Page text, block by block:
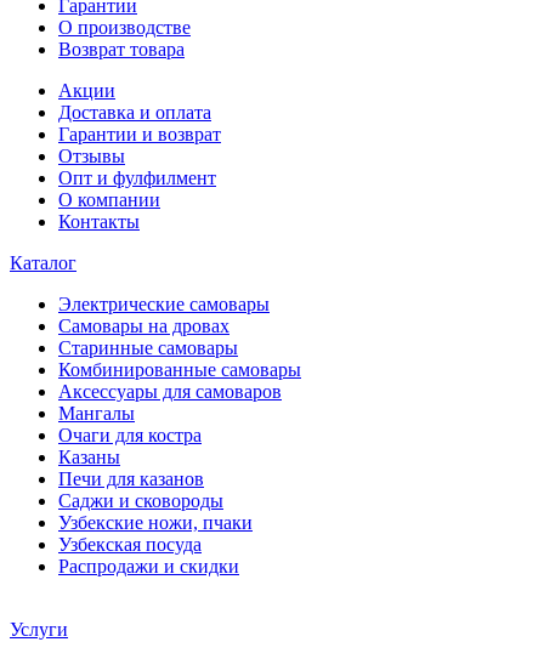
Гарантии
О производстве
Возврат товара
Акции
Доставка и оплата
Гарантии и возврат
Отзывы
Опт и фулфилмент
О компании
Контакты
Каталог
Электрические самовары
Cамовары на дровах
Старинные самовары
Комбинированные самовары
Аксессуары для самоваров
Мангалы
Очаги для костра
Казаны
Печи для казанов
Саджи и сковороды
Узбекские ножи, пчаки
Узбекская посуда
Распродажи и скидки
Услуги